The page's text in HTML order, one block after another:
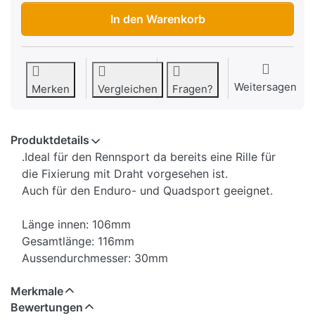
Lenkergriffe Domino Cross, Grau/Blau zu CHF 24.70,
In den Warenkorb
Merken Vergleichen Fragen? Weitersagen
Produktdetails
.Ideal für den Rennsport da bereits eine Rille für
die Fixierung mit Draht vorgesehen ist.
Auch für den Enduro- und Quadsport geeignet.
Länge innen: 106mm
Gesamtlänge: 116mm
Aussendurchmesser: 30mm
Merkmale
Bewertungen